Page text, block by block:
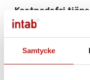
Samtycke
Kostnadsfri
mätdata ingår
LAN-anslutning RJ45,
Effektförbrukning max
Larm via SMS och/